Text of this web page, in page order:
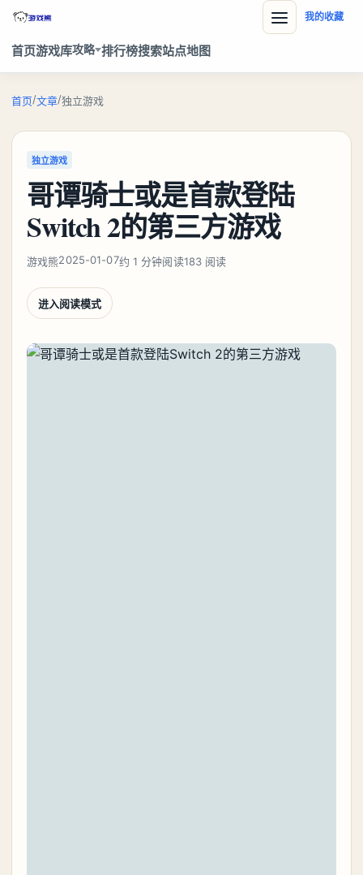
首页游戏库攻略 排行榜搜索站点地图
我的收藏
首页/文章/独立游戏
独立游戏
哥谭骑士或是首款登陆
Switch 2的第三方游戏
游戏熊2025-01-07约 1 分钟阅读183 阅读
进入阅读模式